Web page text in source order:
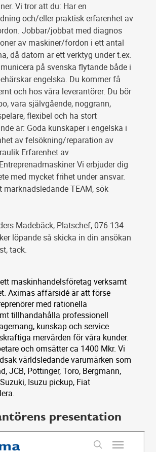
Vi tror att du: Har en
och/eller praktisk erfarenhet av
Jobbar/jobbat med diagnos
av maskiner/fordon i ett antal
då datorn är ett verktyg under t.ex.
på svenska flytande både i
engelska. Du kommer få
och hos våra leverantörer. Du bör
vara självgående, noggrann,
flexibel och ha stort
är: Goda kunskaper i engelska i
av felsökning/reparation av
Erfarenhet av
Vi erbjuder dig
med mycket frihet under ansvar.
marknadsledande TEAM, sök
Madebäck, Platschef, 076-134
löpande så skicka in din ansökan
tack.
maskinhandelsföretag verksamt
Aximas affärsidé är att förse
med rationella
tillhandahålla professionell
kunskap och service
mervärden för våra kunder.
och omsätter ca 1400 Mkr. Vi
världsledande varumärken som
JCB, Pöttinger, Toro, Bergmann,
Isuzu pickup, Fiat
presentation